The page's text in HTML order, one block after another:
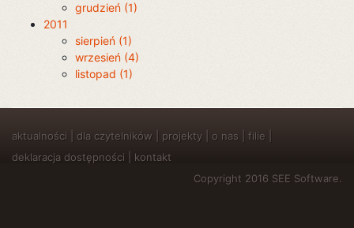
grudzień (1)
2011
sierpień (1)
wrzesień (4)
listopad (1)
aktualności dla czytelników projekty o nas filie
deklaracja dostępności
kontakt
Copyright 2016 SEE Software.